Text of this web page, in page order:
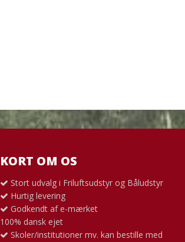
KORT OM OS
Stort udvalg i Friluftsudstyr og Båludstyr
Hurtig levering
Godkendt af e-mærket
100% dansk ejet
Skoler/institutioner mv. kan bestille med